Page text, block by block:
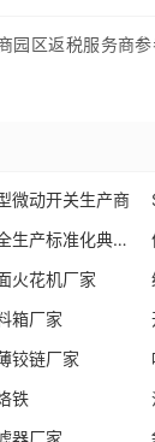
园区返税服务商
微动开关生产商
安全生产标准化典范企业
火花机厂家
箱厂家
铰链厂家
铁
器厂家